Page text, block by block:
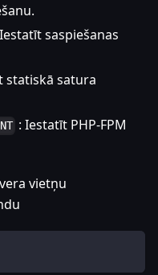
saspiešanas
statiskā satura
: Iestatīt PHP-FPM
vietņu